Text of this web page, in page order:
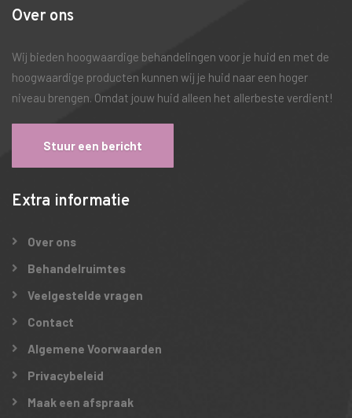
Over ons
Wij bieden hoogwaardige behandelingen voor je huid en met de
hoogwaardige producten kunnen wij je huid naar een hoger
niveau brengen. Omdat jouw huid alleen het allerbeste verdient!
Stuur een bericht
Extra informatie
Over ons
Behandelruimtes
Veelgestelde vragen
Contact
Algemene Voorwaarden
Privacybeleid
Maak een afspraak